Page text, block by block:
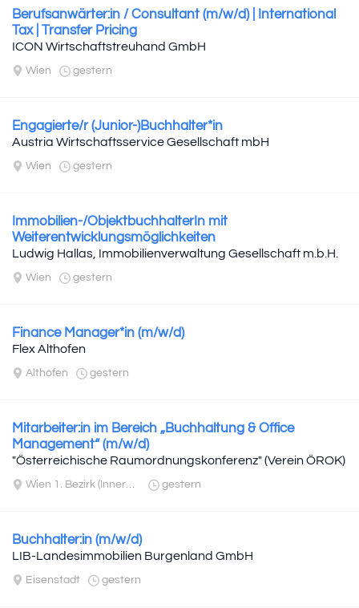
Berufsanwärter:in / Consultant (m/w/d) | International
Tax | Transfer Pricing
ICON Wirtschaftstreuhand GmbH
Wien gestern
Engagierte/r (Junior-)Buchhalter*in
Austria Wirtschaftsservice Gesellschaft mbH
Wien gestern
Immobilien-/ObjektbuchhalterIn mit
Weiterentwicklungsmöglichkeiten
Ludwig Hallas, Immobilienverwaltung Gesellschaft m.b.H.
Wien gestern
Finance Manager*in (m/w/d)
Flex Althofen
Althofen gestern
Mitarbeiter:in im Bereich „Buchhaltung & Office
Management“ (m/w/d)
"Österreichische Raumordnungskonferenz" (Verein ÖROK)
Wien 1. Bezirk (Innere Stadt) gestern
Buchhalter:in (m/w/d)
LIB-Landesimmobilien Burgenland GmbH
Eisenstadt gestern